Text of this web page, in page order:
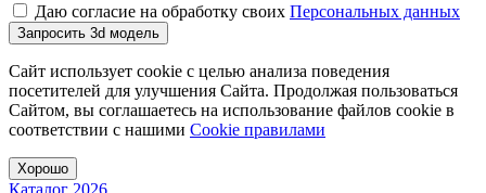
Даю согласие на обработку своих Персональных данных
Запросить 3d модель
Сайт использует cookie с целью анализа поведения
посетителей для улучшения Сайта. Продолжая пользоваться
Сайтом, вы соглашаетесь на использование файлов cookie в
соответствии с нашими Cookiе правилами
Хорошо
Каталог 2026